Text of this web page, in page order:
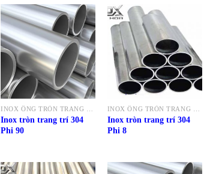
Inox tròn trang trí 304
Phi 90
Inox tròn trang trí 304
Phi 8